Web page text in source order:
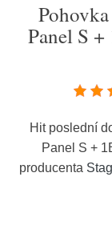
Panel S
Hit poslední
Panel S +
producenta